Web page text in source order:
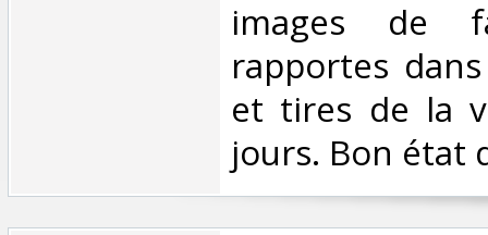
images de
rapportes
et tires de la
jours. Bon état